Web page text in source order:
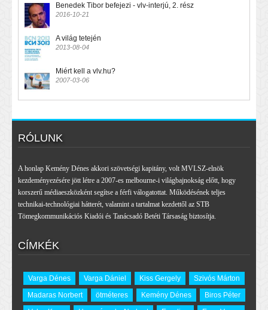
Benedek Tibor befejezi - vlv-interjú, 2. rész
2016-10-21
A világ tetején
2013-08-04
Miért kell a vlv.hu?
2007-03-06
RÓLUNK
A honlap Kemény Dénes akkori szövetségi kapitány, volt MVLSZ-elnök
kezdeményezésére jött létre a 2007-es melbourne-i világbajnokság előtt, hogy
korszerű médiaeszközként segítse a férfi válogatottat. Működésének teljes
technikai-technológiai hátterét, valamint a tartalmat kezdettől az STB
Tömegkommunikációs Kiadói és Tanácsadó Betéti Társaság biztosítja.
CÍMKÉK
Varga Dénes Varga Dániel Kiss Gergely
Szivós Márton
Madaras Norbert
ötméteres Kemény Dénes
Biros Péter